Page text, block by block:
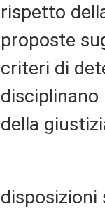
rispetto
proposte
criteri di
disciplinano
della
disposizioni